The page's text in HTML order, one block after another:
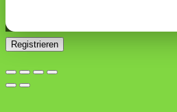
Registrieren